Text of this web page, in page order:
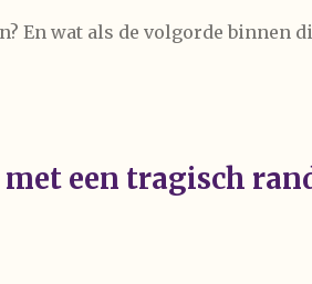
En wat als de volgorde binnen
een tragisch